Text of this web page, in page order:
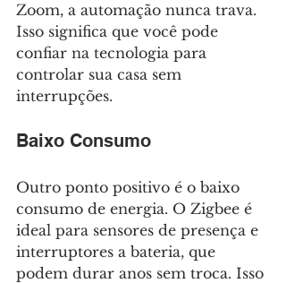
Zoom, a automação nunca trava.
Isso significa que você pode
confiar na tecnologia para
controlar sua casa sem
interrupções.
Baixo Consumo
Outro ponto positivo é o baixo
consumo de energia. O Zigbee é
ideal para sensores de presença e
interruptores a bateria, que
podem durar anos sem troca. Isso